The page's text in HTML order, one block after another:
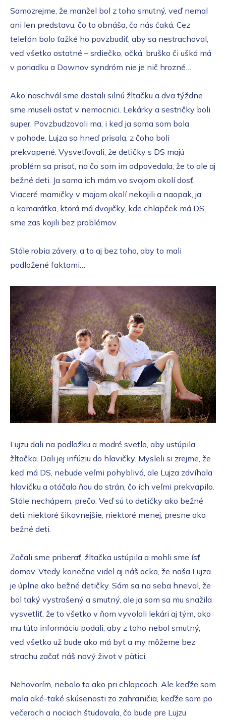
Samozrejme, že manžel bol z toho smutný, veď nemal
ani len predstavu, čo to obnáša, čo nás čaká. Cez
telefón bolo ťažké ho povzbudiť, aby sa nestrachoval,
veď všetko ostatné – srdiečko, očká, bruško či ušká má
v poriadku a Downov syndróm nie je nič hrozné…
Ako naschvál sme dostali silnú žltačku a dva týždne
sme museli ostať v nemocnici. Lekárky a sestričky boli
super. Povzbudzovali ma, i keď ja sama som bola
v pohode. Lujza sa hneď prisala, z čoho boli
prekvapené. Vysvetľovali, že detičky s DS majú
problém sa prisať, na čo som im odpovedala, že to ale aj
bežné deti. Ja sama ich mám vo svojom okolí dosť.
Viaceré mamičky v mojom okolí nekojili a naopak, ja
a kamarátka, ktorá má dvojičky, kde chlapček má DS,
sme zas kojili bez problémov.
Stále robia závery, a to aj bez toho, aby to mali
podložené faktami…
Lujzu dali na podložku a modré svetlo, aby ustúpila
žltačka. Dali jej infúziu do hlavičky. Mysleli si zrejme, že
keď má DS, nebude veľmi pohyblivá, ale Lujza zdvíhala
hlavičku a otáčala ňou do strán, čo ich veľmi prekvapilo.
Stále nechápem, prečo. Veď sú to detičky ako bežné
deti, niektoré šikovnejšie, niektoré menej, presne ako
bežné deti.
Začali sme priberať, žltačka ustúpila a mohli sme ísť
domov. Vtedy konečne videl aj náš ocko, že naša Lujza
je úplne ako bežné detičky. Sám sa na seba hneval, že
bol taký vystrašený a smutný, ale ja som sa mu snažila
vysvetliť, že to všetko v ňom vyvolali lekári aj tým, ako
mu túto informáciu podali, aby z toho nebol smutný,
veď všetko už bude ako má byť a my môžeme bez
strachu začať náš nový život v pätici.
Nehovorím, nebolo to ako pri chlapcoch. Ale keďže som
mala aké-také skúsenosti zo zahraničia, keďže som po
večeroch a nociach študovala, čo bude pre Lujzu